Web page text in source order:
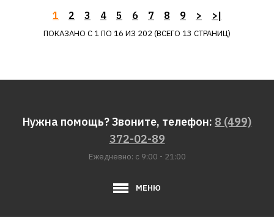
ДОБАВИТЬ В ПОЖЕЛАНИЯ
Кухонная мойка DR.GANS
Белый
1 2 3 4 5 6 7 8 9 > >|
ПОКАЗАНО С 1 ПО 16 ИЗ 202 (ВСЕГО 13 СТРАНИЦ)
Нужна помощь? Звоните, телефон: 8 (499)
372-02-89
Ежедневно: с 9:00 - 21:00
МЕНЮ